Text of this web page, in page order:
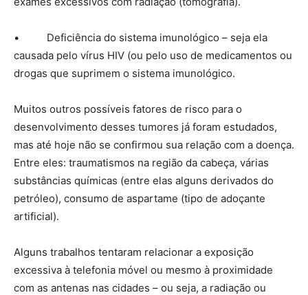
• Deficiência do sistema imunológico – seja ela
causada pelo vírus HIV (ou pelo uso de medicamentos ou
drogas que suprimem o sistema imunológico.
Muitos outros possíveis fatores de risco para o
desenvolvimento desses tumores já foram estudados,
mas até hoje não se confirmou sua relação com a doença.
Entre eles: traumatismos na região da cabeça, várias
substâncias químicas (entre elas alguns derivados do
petróleo), consumo de aspartame (tipo de adoçante
artificial).
Alguns trabalhos tentaram relacionar a exposição
excessiva à telefonia móvel ou mesmo à proximidade
com as antenas nas cidades – ou seja, a radiação ou